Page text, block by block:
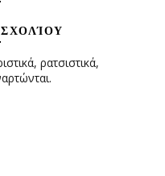
ρατσιστικά,